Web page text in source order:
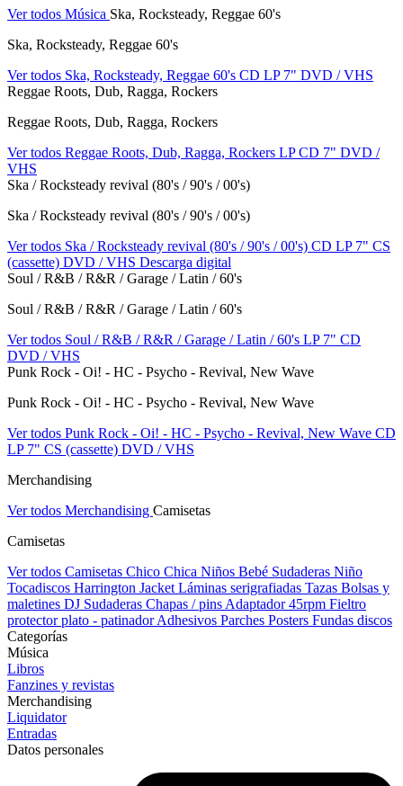
Ver todos Música Ska, Rocksteady, Reggae 60's
Ska, Rocksteady, Reggae 60's
Ver todos Ska, Rocksteady, Reggae 60's CD LP 7" DVD / VHS
Reggae Roots, Dub, Ragga, Rockers
Reggae Roots, Dub, Ragga, Rockers
Ver todos Reggae Roots, Dub, Ragga, Rockers LPCD 7" DVD /
VHS
Ska / Rocksteady revival (80's / 90's / 00's)
Ska / Rocksteady revival (80's / 90's / 00's)
Ver todos Ska / Rocksteady revival (80's / 90's / 00's) CD LP 7" CS
(cassette) DVD / VHS Descarga digital
Soul / R&B / R&R / Garage / Latin / 60's
Soul / R&B / R&R / Garage / Latin / 60's
Ver todos Soul / R&B / R&R / Garage / Latin / 60's LP 7" CD
DVD / VHS
Punk Rock - Oi! - HC - Psycho - Revival, New Wave
Punk Rock - Oi! - HC - Psycho - Revival, New Wave
Ver todos Punk Rock - Oi! - HC - Psycho - Revival, New Wave CD
LP 7" CS (cassette) DVD / VHS
Merchandising
Ver todos Merchandising Camisetas
Camisetas
Ver todos Camisetas Chico Chica Niños Bebé Sudaderas Niño
Tocadiscos Harrington Jacket Láminas serigrafiadas Tazas Bolsas y
maletines DJ Sudaderas Chapas / pins Adaptador 45rpm Fieltro
protector plato - patinadorAdhesivos Parches Posters Fundas discos
Categorías
Música
Libros
Fanzines y revistas
Merchandising
Liquidator
Entradas
Datos personales